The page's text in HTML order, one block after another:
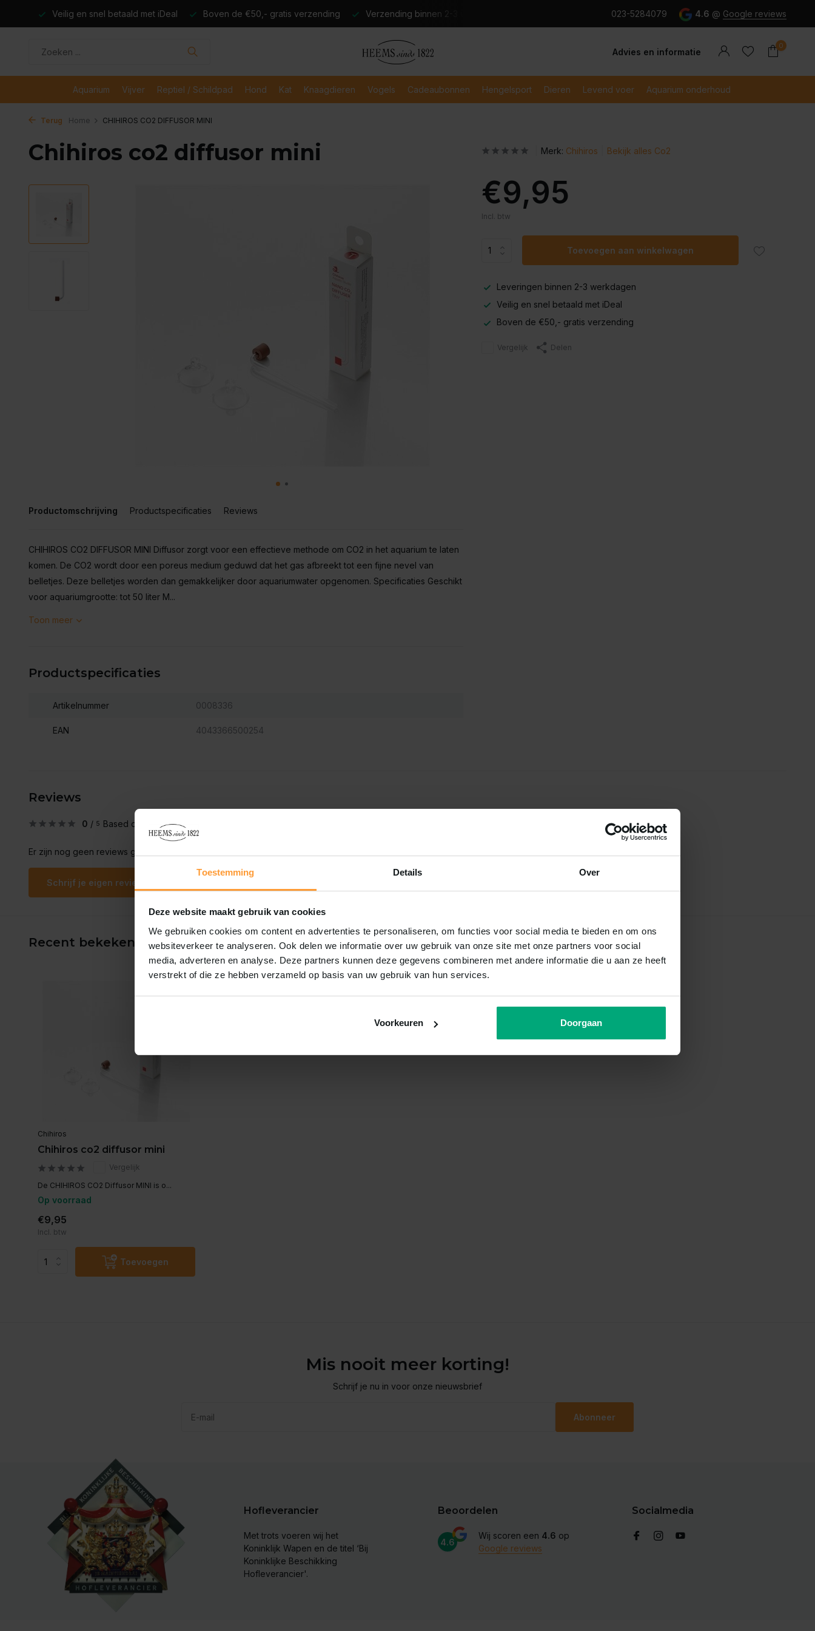
Toestemming Details Over
Deze website maakt gebruik van cookies
We gebruiken cookies om content en advertenties te personaliseren, om functies voor social media te bieden en om ons
websiteverkeer te analyseren. Ook delen we informatie over uw gebruik van onze site met onze partners voor social
media, adverteren en analyse. Deze partners kunnen deze gegevens combineren met andere informatie die u aan ze heeft
verstrekt of die ze hebben verzameld op basis van uw gebruik van hun services.
Voorkeuren Doorgaan
Veilig en snel betaald met iDeal Boven de €50,- gratis verzending Verzending binnen 2-3 werkdagen Veilig en snel betaald met iDeal
023-5284079 4.6 @ Google reviews
Advies en informatie
0
Aquarium Vijver Reptiel / Schildpad Hond Kat Knaagdieren Vogels Cadeaubonnen Hengelsport Dieren Levend voer Aquarium onderhoud
Terug Home CHIHIROS CO2 DIFFUSOR MINI
Chihiros co2 diffusor mini
Productomschrijving Productspecificaties Reviews
CHIHIROS CO2 DIFFUSOR MINI Diffusor zorgt voor een effectieve methode om CO2 in het aquarium te laten
komen. De CO2 wordt door een poreus medium geduwd dat het gas afbreekt tot een fijne nevel van
belletjes. Deze belletjes worden dan gemakkelijker door aquariumwater opgenomen. Specificaties Geschikt
voor aquariumgrootte: tot 50 liter M...
Toon meer
Productspecificaties
Artikelnummer 0008336
EAN 4043366500254
Merk: Chihiros Bekijk alles Co2
€9,95
Incl. btw
Toevoegen aan winkelwagen
Leveringen binnen 2-3 werkdagen
Veilig en snel betaald met iDeal
Boven de €50,- gratis verzending
Vergelijk Delen
Reviews
0 / 5 Based on 0 reviews
Er zijn nog geen reviews geschreven over dit product..
Schrijf je eigen review
Recent bekeken
Chihiros
Chihiros co2 diffusor mini
Vergelijk
De CHIHIROS CO2 Diffusor MINI is o...
Op voorraad
€9,95
Incl. btw
Toevoegen
Mis nooit meer korting!
Schrijf je nu in voor onze nieuwsbrief
Abonneer
Hofleverancier
Met trots voeren wij het
Koninklijk Wapen en de titel ‘Bij
Koninklijke Beschikking
Hofleverancier'.
Beoordelen
4.6
Wij scoren een 4.6 op
Google reviews
Socialmedia